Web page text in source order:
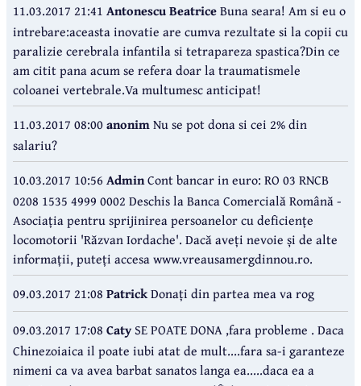
11.03.2017 21:41 Antonescu BeatriceBuna seara! Am si eu o
intrebare:aceasta inovatie are cumva rezultate si la copii cu
paralizie cerebrala infantila si tetrapareza spastica?Din ce
am citit pana acum se refera doar la traumatismele
coloanei vertebrale.Va multumesc anticipat!
11.03.2017 08:00anonimNu se pot dona si cei 2% din
salariu?
10.03.2017 10:56 AdminCont bancar in euro: RO 03 RNCB
0208 1535 4999 0002 Deschis la Banca Comercială Română -
Asociația pentru sprijinirea persoanelor cu deficiențe
locomotorii 'Răzvan Iordache'. Dacă aveți nevoie și de alte
informații, puteți accesa www.vreausamergdinnou.ro.
09.03.2017 21:08 PatrickDonați din partea mea va rog
09.03.2017 17:08 CatySE POATE DONA ,fara probleme . Daca
Chinezoiaica il poate iubi atat de mult....fara sa-i garanteze
nimeni ca va avea barbat sanatos langa ea.....daca ea a